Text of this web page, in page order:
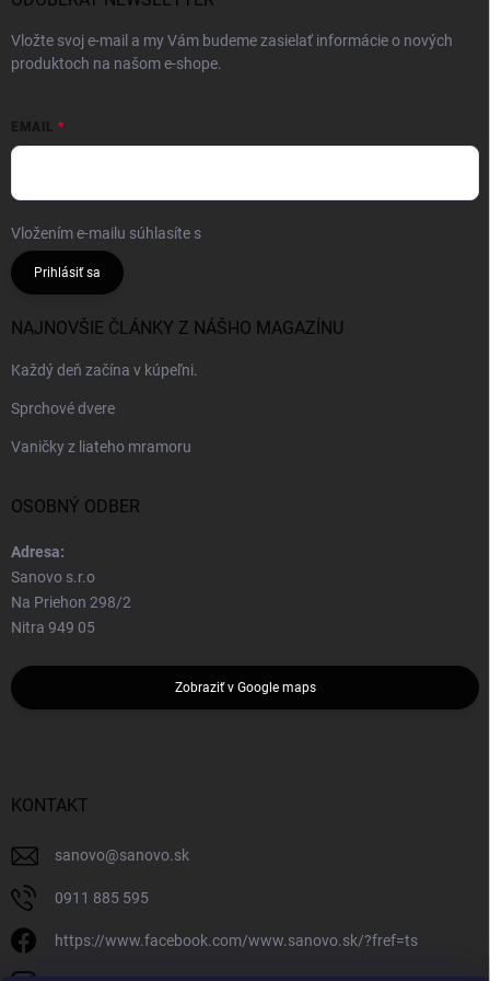
Vložte svoj e-mail a my Vám budeme zasielať informácie o nových
produktoch na našom e-shope.
EMAIL
Vložením e-mailu súhlasíte s
Prihlásiť sa
NAJNOVŠIE ČLÁNKY Z NÁŠHO MAGAZÍNU
Každý deň začína v kúpeľni.
Sprchové dvere
Vaničky z liateho mramoru
OSOBNÝ ODBER
Adresa:
Sanovo s.r.o
Na Priehon 298/2
Nitra 949 05
Zobraziť v Google maps
KONTAKT
sanovo@sanovo.sk
0911 885 595
https://www.facebook.com/www.sanovo.sk/?fref=ts